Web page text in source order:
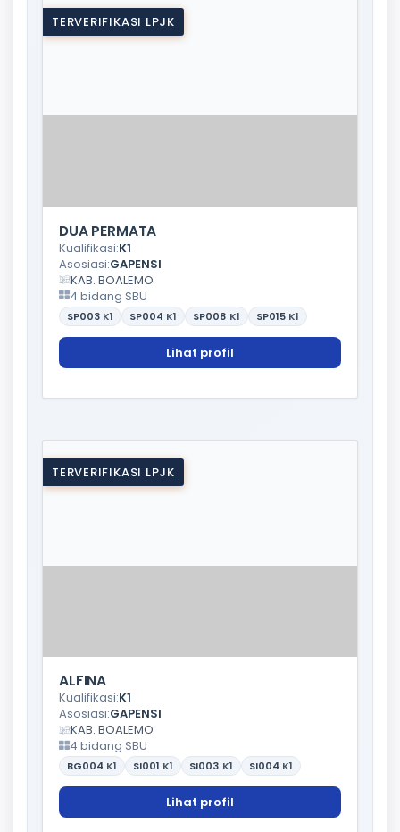
TERVERIFIKASI LPJK
DUA PERMATA
Kualifikasi:K1
Asosiasi:GAPENSI
KAB. BOALEMO
4 bidang SBU
SP003 K1 SP004 K1 SP008 K1 SP015 K1
Lihat profil
TERVERIFIKASI LPJK
ALFINA
Kualifikasi:K1
Asosiasi:GAPENSI
KAB. BOALEMO
4 bidang SBU
BG004 K1 SI001 K1 SI003 K1 SI004 K1
Lihat profil